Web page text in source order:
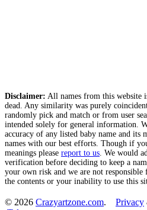
Disclaimer: All names from this website
dead. Any similarity was purely
randomly pick and match or from user
intended solely for general information.
accuracy of any listed baby name and its
names with our best efforts. Though if
meanings please report to us . We would
verification before deciding to keep a
your own risk and we are not responsible
the contents or your inability to use this
© 2026 Crazyartzone.com. Privacy